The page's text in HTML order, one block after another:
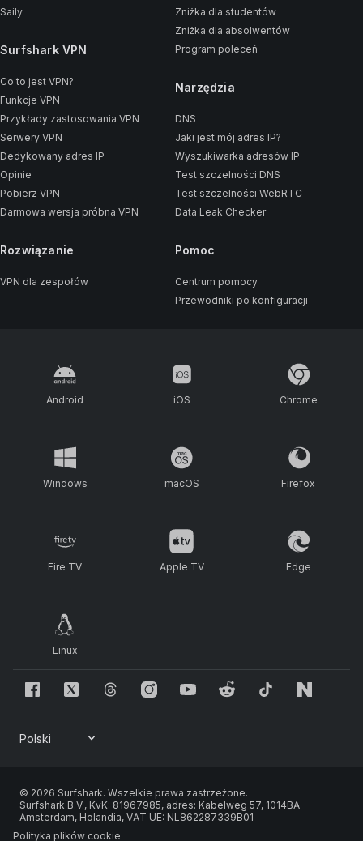
Saily
Surfshark VPN
Co to jest VPN?
Funkcje VPN
Przykłady zastosowania VPN
Serwery VPN
Dedykowany adres IP
Opinie
Pobierz VPN
Darmowa wersja próbna VPN
Rozwiązanie
VPN dla zespołów
Zniżka dla studentów
Zniżka dla absolwentów
Program poleceń
Narzędzia
DNS
Jaki jest mój adres IP?
Wyszukiwarka adresów IP
Test szczelności DNS
Test szczelności WebRTC
Data Leak Checker
Pomoc
Centrum pomocy
Przewodniki po konfiguracji
Android iOS Chrome
Windows macOS Firefox
Fire TV Apple TV Edge
Linux
© 2026 Surfshark. Wszelkie prawa zastrzeżone.
Surfshark B.V., KvK: 81967985, adres: Kabelweg 57, 1014BA
Amsterdam, Holandia, VAT UE: NL862287339B01
Polityka plików cookie